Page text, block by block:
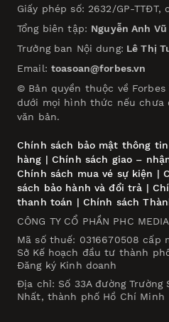
Giấy phép số: 2632/GP-TTĐT,
Tổng biên tập: Nguyễn Anh Vũ
Trưởng ban Nội dung: Lê Thị
Email: toasoan@forbes.vn
© Bản quyền thuộc về Forbes
dưới mọi hình thức nếu chưa
văn bản.
Chính sách bảo mật thông
hàng | Chính sách giao –
Chính sách mua vé sự kiện |
sách bảo hành và đổi trả |
thanh toán | Chính sách
CÔNG TY CỔ PHẦN PHC MEDIA
Mã số thuế: 0316670508 cấp
Sở Kế hoạch đầu tư thành
Đăng ký Kinh doanh
Địa chỉ: Số 33A đường Trường
Nhất, thành phố Hồ Chí Minh